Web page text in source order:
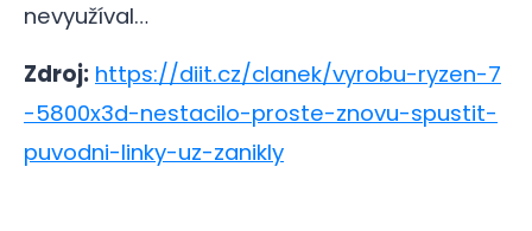
nevyužíval…
Zdroj: https://diit.cz/clanek/vyrobu-ryzen-7
-5800x3d-nestacilo-proste-znovu-spustit-
puvodni-linky-uz-zanikly